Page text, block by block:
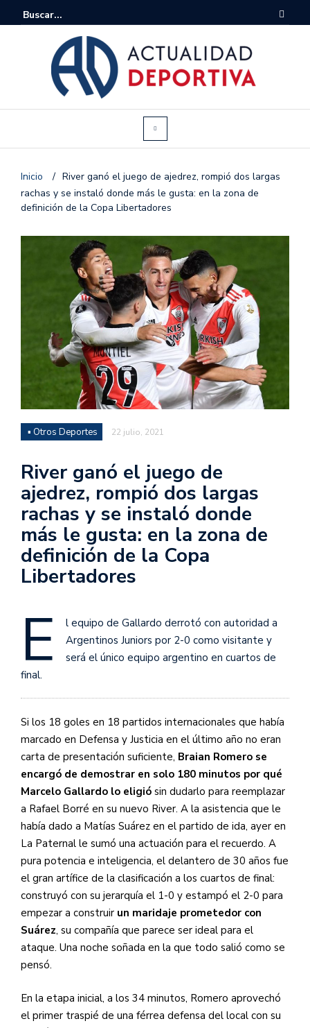
Inicio / River ganó el juego de ajedrez, rompió dos largas
rachas y se instaló donde más le gusta: en la zona de
definición de la Copa Libertadores
▪ Otros Deportes 22 julio, 2021
River ganó el juego de
ajedrez, rompió dos largas
rachas y se instaló donde
más le gusta: en la zona de
definición de la Copa
Libertadores
E
l equipo de Gallardo derrotó con autoridad a
Argentinos Juniors por 2-0 como visitante y
será el único equipo argentino en cuartos de
final.
Si los 18 goles en 18 partidos internacionales que había
marcado en Defensa y Justicia en el último año no eran
carta de presentación suficiente, Braian Romero se
encargó de demostrar en solo 180 minutos por qué
Marcelo Gallardo lo eligió sin dudarlo para reemplazar
a Rafael Borré en su nuevo River. A la asistencia que le
había dado a Matías Suárez en el partido de ida, ayer en
La Paternal le sumó una actuación para el recuerdo. A
pura potencia e inteligencia, el delantero de 30 años fue
el gran artífice de la clasificación a los cuartos de final:
construyó con su jerarquía el 1-0 y estampó el 2-0 para
empezar a construir un maridaje prometedor con
Suárez, su compañía que parece ser ideal para el
ataque. Una noche soñada en la que todo salió como se
pensó.
En la etapa inicial, a los 34 minutos, Romero aprovechó
el primer traspié de una férrea defensa del local con su